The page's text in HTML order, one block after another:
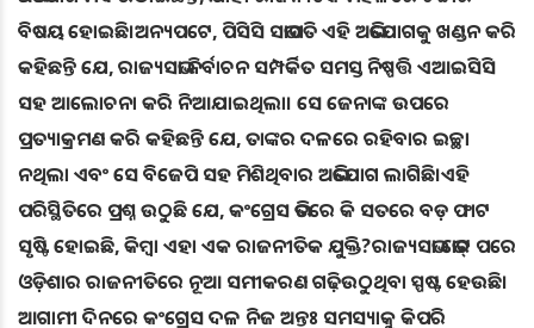
ବିଷୟ ହୋଇଛି।ଅନ୍ୟପଟେ, ପିସିସି ସଭାପତି ଏହି ଅଭିଯୋଗକୁ ଖଣ୍ଡନ କରି
କହିଛନ୍ତି ଯେ, ରାଜ୍ୟସଭା ନିର୍ବାଚନ ସମ୍ପର୍କିତ ସମସ୍ତ ନିଷ୍ପତ୍ତି ଏଆଇସିସି
ସହ ଆଲୋଚନା କରି ନିଆଯାଇଥିଲା। ସେ ଜେନାଙ୍କ ଉପରେ
ପ୍ରତ୍ୟାକ୍ରମଣ କରି କହିଛନ୍ତି ଯେ, ତାଙ୍କର ଦଳରେ ରହିବାର ଇଚ୍ଛା
ନଥିଲା ଏବଂ ସେ ବିଜେପି ସହ ମିଶିଥିବାର ଅଭିଯୋଗ ଲାଗିଛି।ଏହି
ପରିସ୍ଥିତିରେ ପ୍ରଶ୍ନ ଉଠୁଛି ଯେ, କଂଗ୍ରେସ ଭିତରେ କି ସତରେ ବଡ଼ ଫାଟ
ସୃଷ୍ଟି ହୋଇଛି, କିମ୍ବା ଏହା ଏକ ରାଜନୀତିକ ଯୁକ୍ତି?ରାଜ୍ୟସଭା ଭୋଟ୍ ପରେ
ଓଡ଼ିଶାର ରାଜନୀତିରେ ନୂଆ ସମୀକରଣ ଗଢ଼ିଉଠୁଥିବା ସ୍ପଷ୍ଟ ହେଉଛି।
ଆଗାମୀ ଦିନରେ କଂଗ୍ରେସ ଦଳ ନିଜ ଅନ୍ତଃ ସମସ୍ୟାକୁ କିପରି